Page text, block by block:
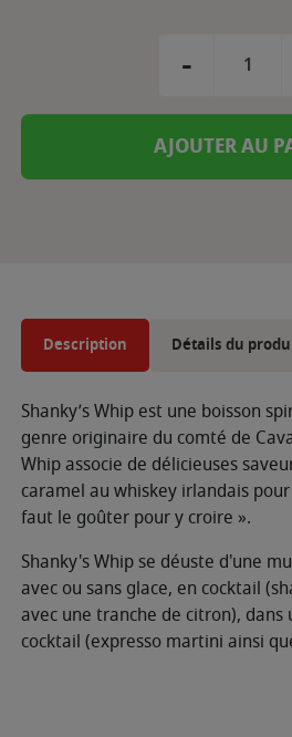
-
AJOUTER AU
Description Détails du
Shanky’s Whip est une boisson
genre originaire du comté de
Whip associe de délicieuses
caramel au whiskey irlandais
faut le goûter pour y croire ».
Shanky's Whip se déuste d'une
avec ou sans glace, en cocktail
avec une tranche de citron), dans
cocktail (expresso martini ainsi